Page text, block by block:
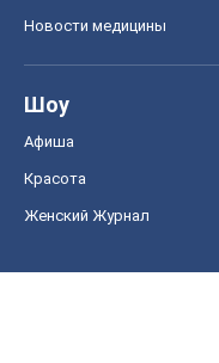
Новости медицины
Шоу
Афиша
Красота
Женский Журнал